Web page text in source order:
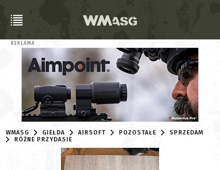
REKLAMA
WMASG GIEŁDA AIRSOFT POZOSTAŁE
SPRZEDAM
RÓŻNE PRZYDASIE